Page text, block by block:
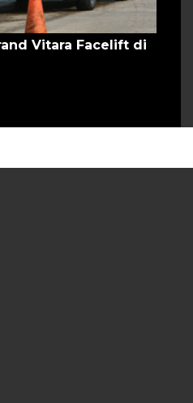
Vitara Facelift di